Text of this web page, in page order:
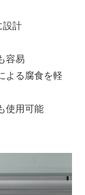
設計
容易
よる腐食を軽
使用可能